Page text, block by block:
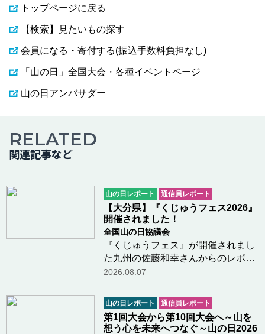
トップページに戻る
【検索】見たいもの探す
会員になる・寄付する(振込手数料負担なし)
「山の日」全国大会・各種イベントページ
山の日アンバサダー
RELATED
関連記事など
山の日レポート 通信員レポート
【大分県】『くじゅうフェス2026』
開催されました！
全国山の日協議会
『くじゅうフェス』が開催されまし
た九州の佐藤和幸さんからのレポー
トです。今年も、大分県九重町の長
者原園地において『くじゅうフェ
ス』が開催されました。青空のも
と、多くの方々がボルダリングや鳥
の巣箱造りなどの体…つづきを読む
2026.08.07
山の日レポート 通信員レポート
第1回大会から第10回大会へ～山を
想う心を未来へつなぐ～山の日2026